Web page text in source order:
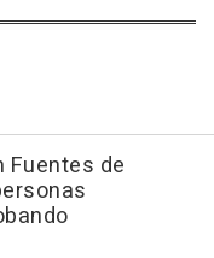
Fuentes de